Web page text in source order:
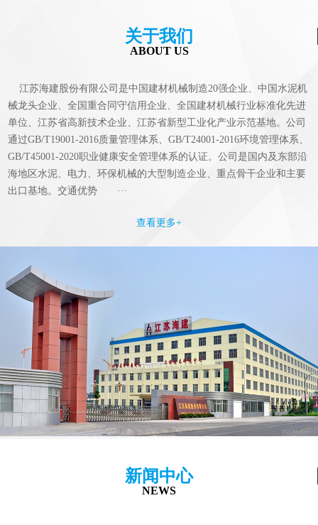
关于我们
ABOUT US
江苏海建股份有限公司是中国建材机械制造20强企业、中国水泥机
械龙头企业、全国重合同守信用企业、全国建材机械行业标准化先进
单位、江苏省高新技术企业、江苏省新型工业化产业示范基地。公司
通过GB/T19001-2016质量管理体系、GB/T24001-2016环境管理体系、
GB/T45001-2020职业健康安全管理体系的认证。公司是国内及东部沿
海地区水泥、电力、环保机械的大型制造企业、重点骨干企业和主要
出口基地。交通优势 ···
查看更多+
新闻中心
NEWS